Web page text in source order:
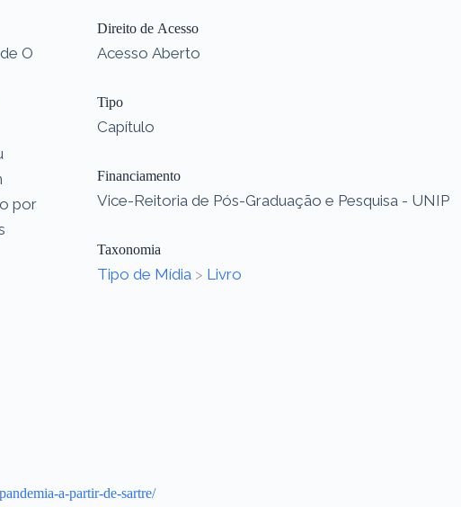
a-partir-de-sartre/
O
por
Direito de Acesso
Acesso Aberto
Tipo
Capítulo
Financiamento
Vice-Reitoria de Pós-Graduação e Pesquisa - UNIP
Taxonomia
Tipo de Mídia> Livro